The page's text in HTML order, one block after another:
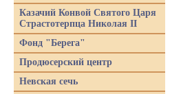
Казачий Конвой Святого Царя
Страстотерпца Николая II
Фонд "Берега"
Продюсерский центр
Невская сечь